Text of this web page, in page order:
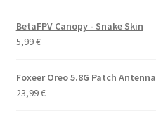
BetaFPV Canopy - Snake Skin
5,99€
Foxeer Oreo 5.8G Patch Antenna
23,99€